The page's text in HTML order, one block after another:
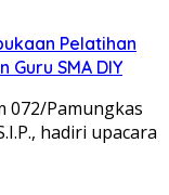
Pelatihan
SMA DIY
072/Pamungkas
hadiri upacara